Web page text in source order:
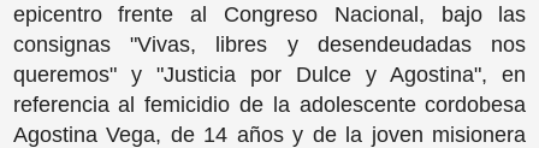
epicentro frente al Congreso Nacional, bajo las
consignas "Vivas, libres y desendeudadas nos
queremos" y "Justicia por Dulce y Agostina", en
referencia al femicidio de la adolescente cordobesa
Agostina Vega, de 14 años y de la joven misionera